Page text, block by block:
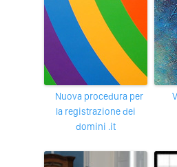
Nuova procedura per
la registrazione dei
domini .it